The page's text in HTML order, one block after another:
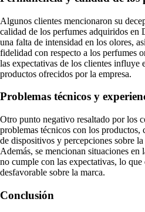
Algunos clientes mencionaron su
calidad de los perfumes adquiridos
una falta de intensidad en los olores,
fidelidad con respecto a los perfumes
las expectativas de los clientes influye
productos ofrecidos por la empresa.
Problemas técnicos y
Otro punto negativo resaltado por los
problemas técnicos con los productos,
de dispositivos y percepciones sobre
Además, se mencionan situaciones en
no cumple con las expectativas, lo
desfavorable sobre la marca.
Conclusión